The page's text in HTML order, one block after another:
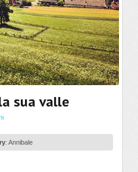
sua valle
: Annibale